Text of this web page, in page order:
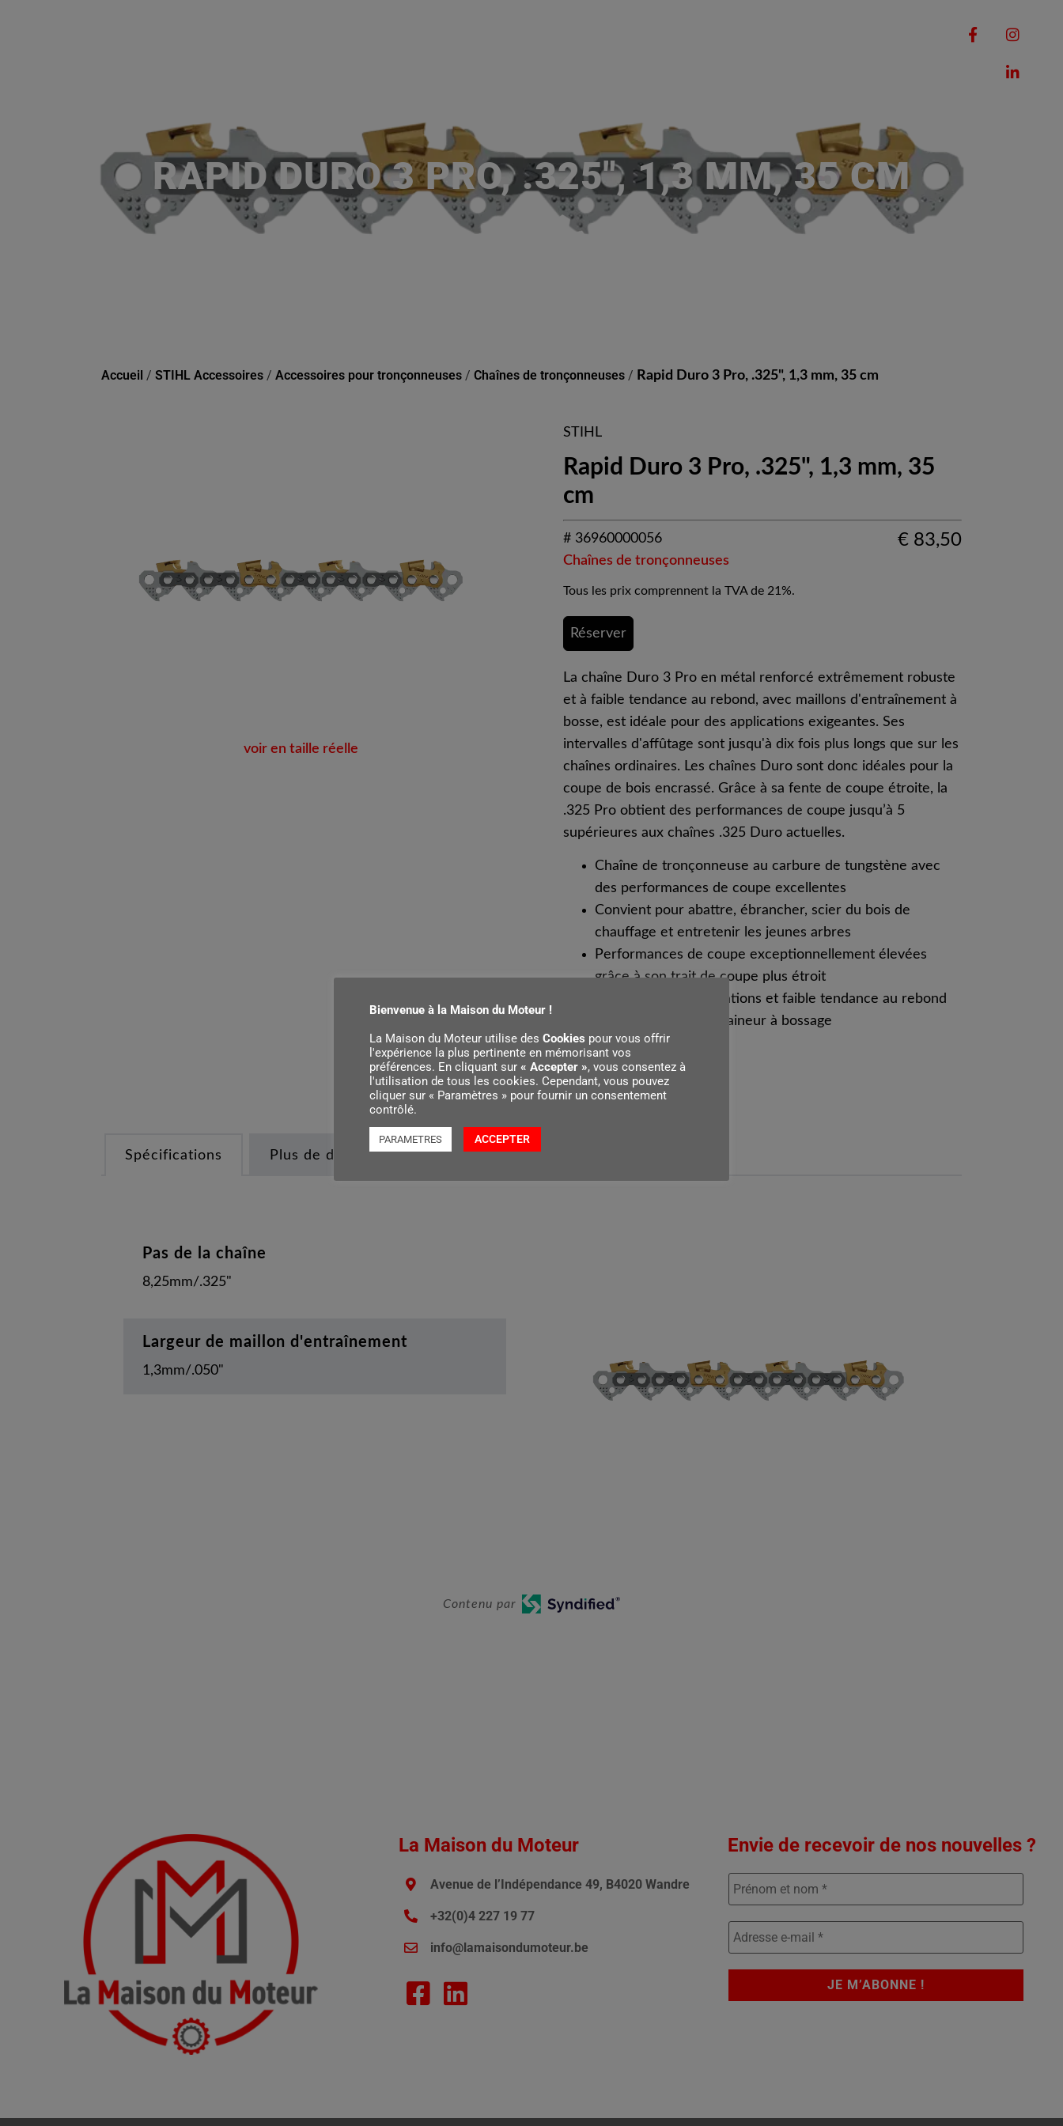
RAPID DURO 3 PRO, .325", 1,3 MM, 35 CM
Accueil / STIHL Accessoires / Accessoires pour tronçonneuses / Chaînes de tronçonneuses / Rapid Duro 3 Pro, .325", 1,3 mm, 35 cm
voir en taille réelle
STIHL
Rapid Duro 3 Pro, .325", 1,3 mm, 35
cm
# 36960000056
Chaînes de tronçonneuses
€ 83,50
Tous les prix comprennent la TVA de 21%.
Réserver
La chaîne Duro 3 Pro en métal renforcé extrêmement robuste
et à faible tendance au rebond, avec maillons d'entraînement à
bosse, est idéale pour des applications exigeantes. Ses
intervalles d'affûtage sont jusqu'à dix fois plus longs que sur les
chaînes ordinaires. Les chaînes Duro sont donc idéales pour la
coupe de bois encrassé. Grâce à sa fente de coupe étroite, la
.325 Pro obtient des performances de coupe jusqu’à 5
supérieures aux chaînes .325 Duro actuelles.
Chaîne de tronçonneuse au carbure de tungstène avec
des performances de coupe excellentes
Convient pour abattre, ébrancher, scier du bois de
chauffage et entretenir les jeunes arbres
Performances de coupe exceptionnellement élevées
grâce à son trait de coupe plus étroit
Faible niveau de vibrations et faible tendance au rebond
grâce au maillon entraineur à bossage
Spécifications Plus de détails
Pas de la chaîne
8,25mm/.325"
Largeur de maillon d'entraînement
1,3mm/.050"
Contenu par
La Maison du Moteur
Avenue de l’Indépendance 49, B4020 Wandre
+32(0)4 227 19 77
info@lamaisondumoteur.be
Envie de recevoir de nos nouvelles ?
Bienvenue à la Maison du Moteur !
La Maison du Moteur utilise des Cookies pour vous offrir
l'expérience la plus pertinente en mémorisant vos
préférences. En cliquant sur « Accepter », vous consentez à
l'utilisation de tous les cookies. Cependant, vous pouvez
cliquer sur « Paramètres » pour fournir un consentement
contrôlé.
PARAMETRES ACCEPTER